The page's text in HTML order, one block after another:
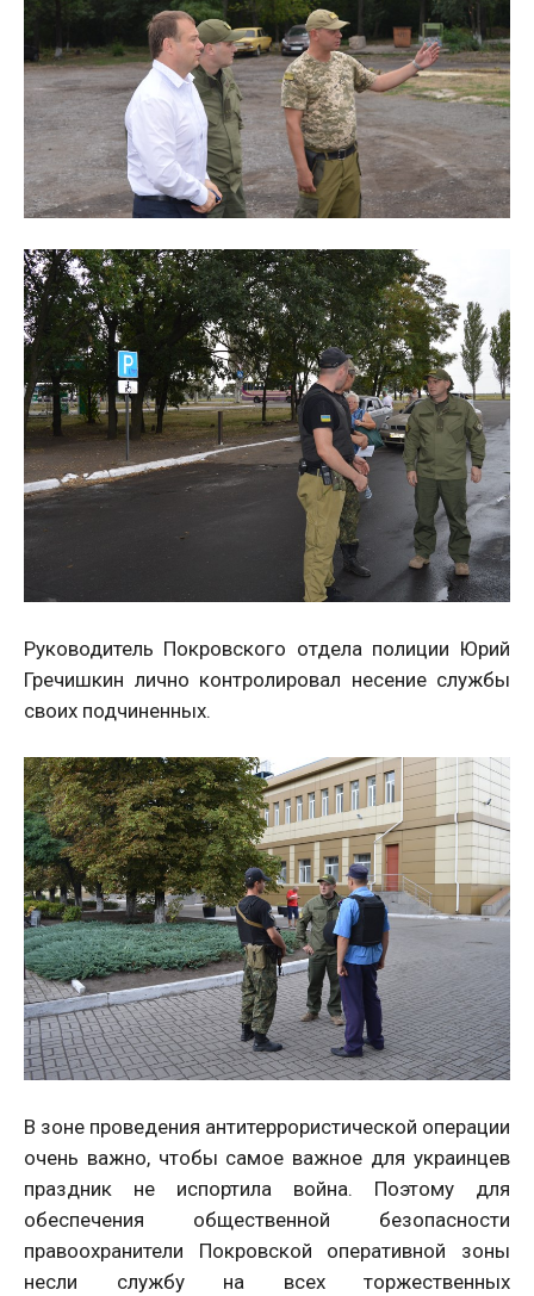
Руководитель Покровского отдела полиции Юрий
Гречишкин лично контролировал несение службы
своих подчиненных.
В зоне проведения антитеррористической операции
очень важно, чтобы самое важное для украинцев
праздник не испортила война. Поэтому для
обеспечения общественной безопасности
правоохранители Покровской оперативной зоны
несли службу на всех торжественных